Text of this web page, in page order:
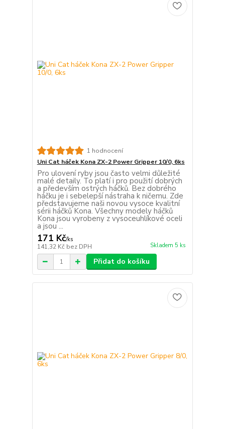
1 hodnocení
Uni Cat háček Kona ZX-2 Power Gripper 10/0, 6ks
Pro ulovení ryby jsou často velmi důležité
malé detaily. To platí i pro použití dobrých
a především ostrých háčků. Bez dobrého
háčku je i sebelepší nástraha k ničemu. Zde
představujeme naši novou vysoce kvalitní
sérii háčků Kona. Všechny modely háčků
Kona jsou vyrobeny z vysoceuhlíkové oceli
a jsou ...
171 Kč/ks
141,32 Kč bez DPH Skladem 5 ks
Přidat do košíku